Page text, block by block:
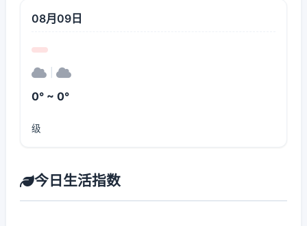
08月09日
0° ~ 0°
级
今日生活指数